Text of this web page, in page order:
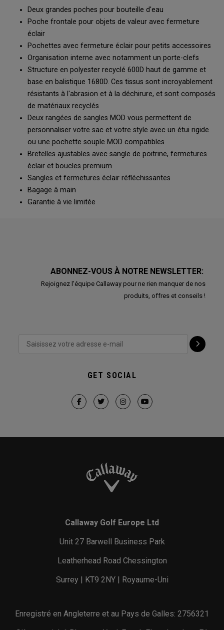
Deux grandes poches pour bouteille d'eau
Poche frontale pour objets de valeur avec fermeture
éclair
Pochettes avec fermeture éclair pour petits accessoires
Organisation interne avec notamment un porte-clefs
Structure en polyester recyclé 600D haut de gamme et
base en balistique 1680D. Ces tissus sont incroyablement
résistants à l'abrasion et à la déchirure, et sont composés
de matériaux recyclés
Deux rangées de sangles MOD vous permettent de
personnaliser votre sac et votre style avec un étui rigide
ou une pochette souple MOD compatibles
Bretelles ajustables avec sangle de poitrine, fermetures
éclair et boucles premium
Sangles et fermetures éclair réfléchissantes
Bagage à main
Garantie à vie limitée
ABONNEZ-VOUS À NOTRE NEWSLETTER:
Rejoignez l'équipe Callaway pour ne rien manquer de nos
produits, offres et conseils !
GET SOCIAL
Callaway Golf Europe Ltd
Unit 27 Barwell Business Park
Leatherhead Road Chessington
Surrey | KT9 2NY | Royaume-Uni
Enregistré en Angleterre et au Pays de Galles: 2756321